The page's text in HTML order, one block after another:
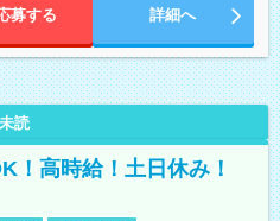
募する 詳細へ
未読
！高時給！土日休み！